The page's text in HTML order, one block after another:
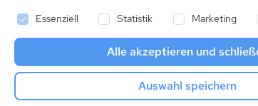
pro Nacht
Anreise
Es folgt eine Liste der Service-Gruppen,
Essenziell Statistik Marketing
Alle akzeptieren und
Auswahl speichern